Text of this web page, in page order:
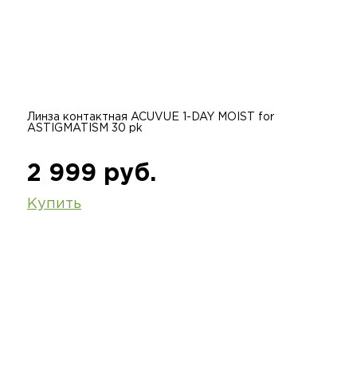
Линза контактная ACUVUE 1-DAY MOIST for
ASTIGMATISM 30 pk
2 999 руб.
Купить